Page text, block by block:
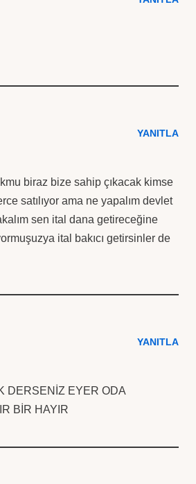
YANITLA
biraz bize sahip çıkacak kimse
satılıyor ama ne yapalım devlet
sen ital dana getireceğine
ital bakıcı getirsinler de
YANITLA
DERSENİZ EYER ODA
BİR HAYIR